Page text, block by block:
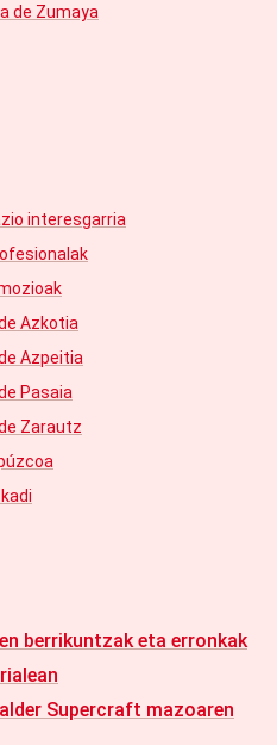
de Zumaya
interesgarria
Azkotia
Azpeitia
Pasaia
Zarautz
berrikuntzak eta erronkak
Supercraft mazoaren